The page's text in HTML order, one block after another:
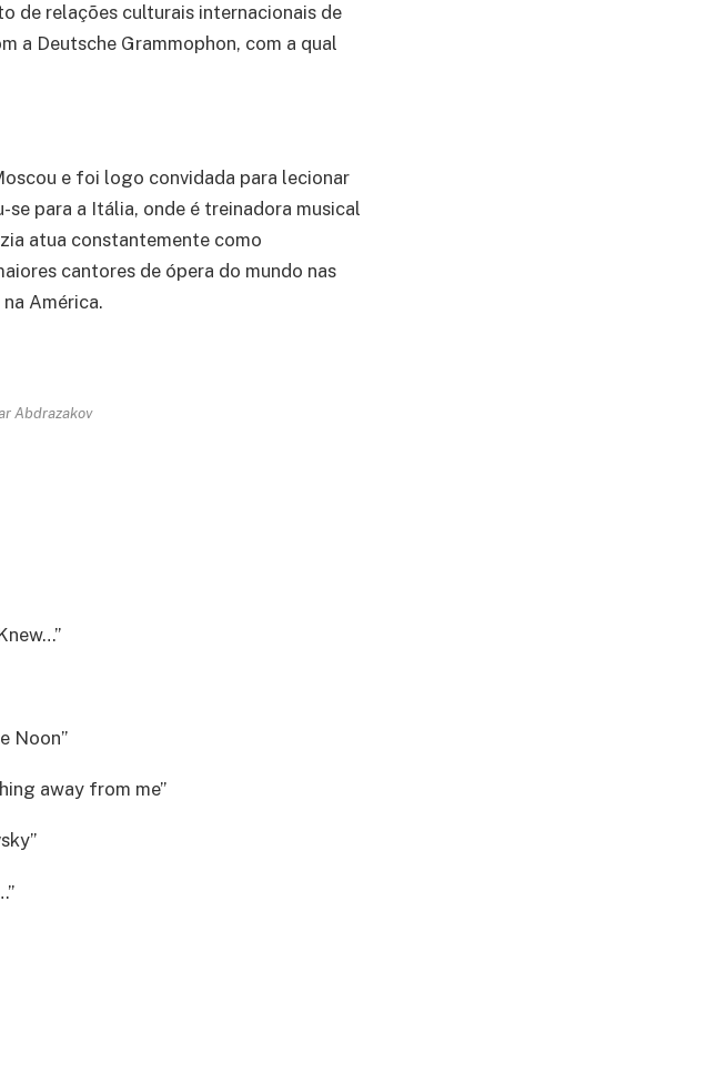
de relações culturais internacionais de
a Deutsche Grammophon, com a qual
e foi logo convidada para lecionar
se para a Itália, onde é treinadora musical
atua constantemente como
cantores de ópera do mundo nas
América.
Abdrazakov
Noon”
away from me”